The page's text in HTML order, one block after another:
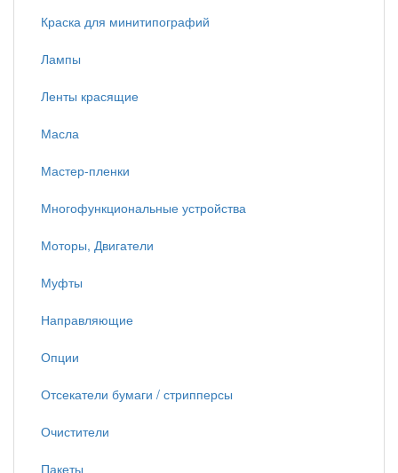
Краска для минитипографий
Лампы
Ленты красящие
Масла
Мастер-пленки
Многофункциональные устройства
Моторы, Двигатели
Муфты
Направляющие
Опции
Отсекатели бумаги / стрипперсы
Очистители
Пакеты